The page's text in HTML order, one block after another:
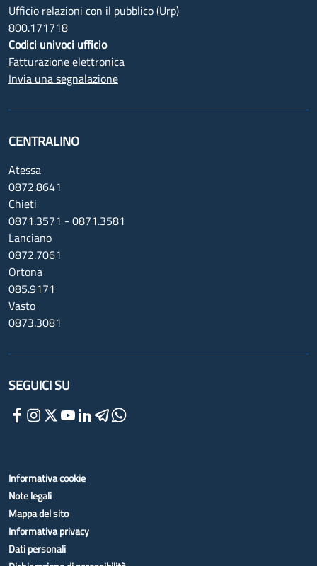
Ufficio relazioni con il pubblico (Urp)
800.171718
Codici univoci ufficio
Fatturazione elettronica
Invia una segnalazione
CENTRALINO
Atessa
0872.8641
Chieti
0871.3571 - 0871.3581
Lanciano
0872.7061
Ortona
085.9171
Vasto
0873.3081
SEGUICI SU
Informativa cookie
Note legali
Mappa del sito
Informativa privacy
Dati personali